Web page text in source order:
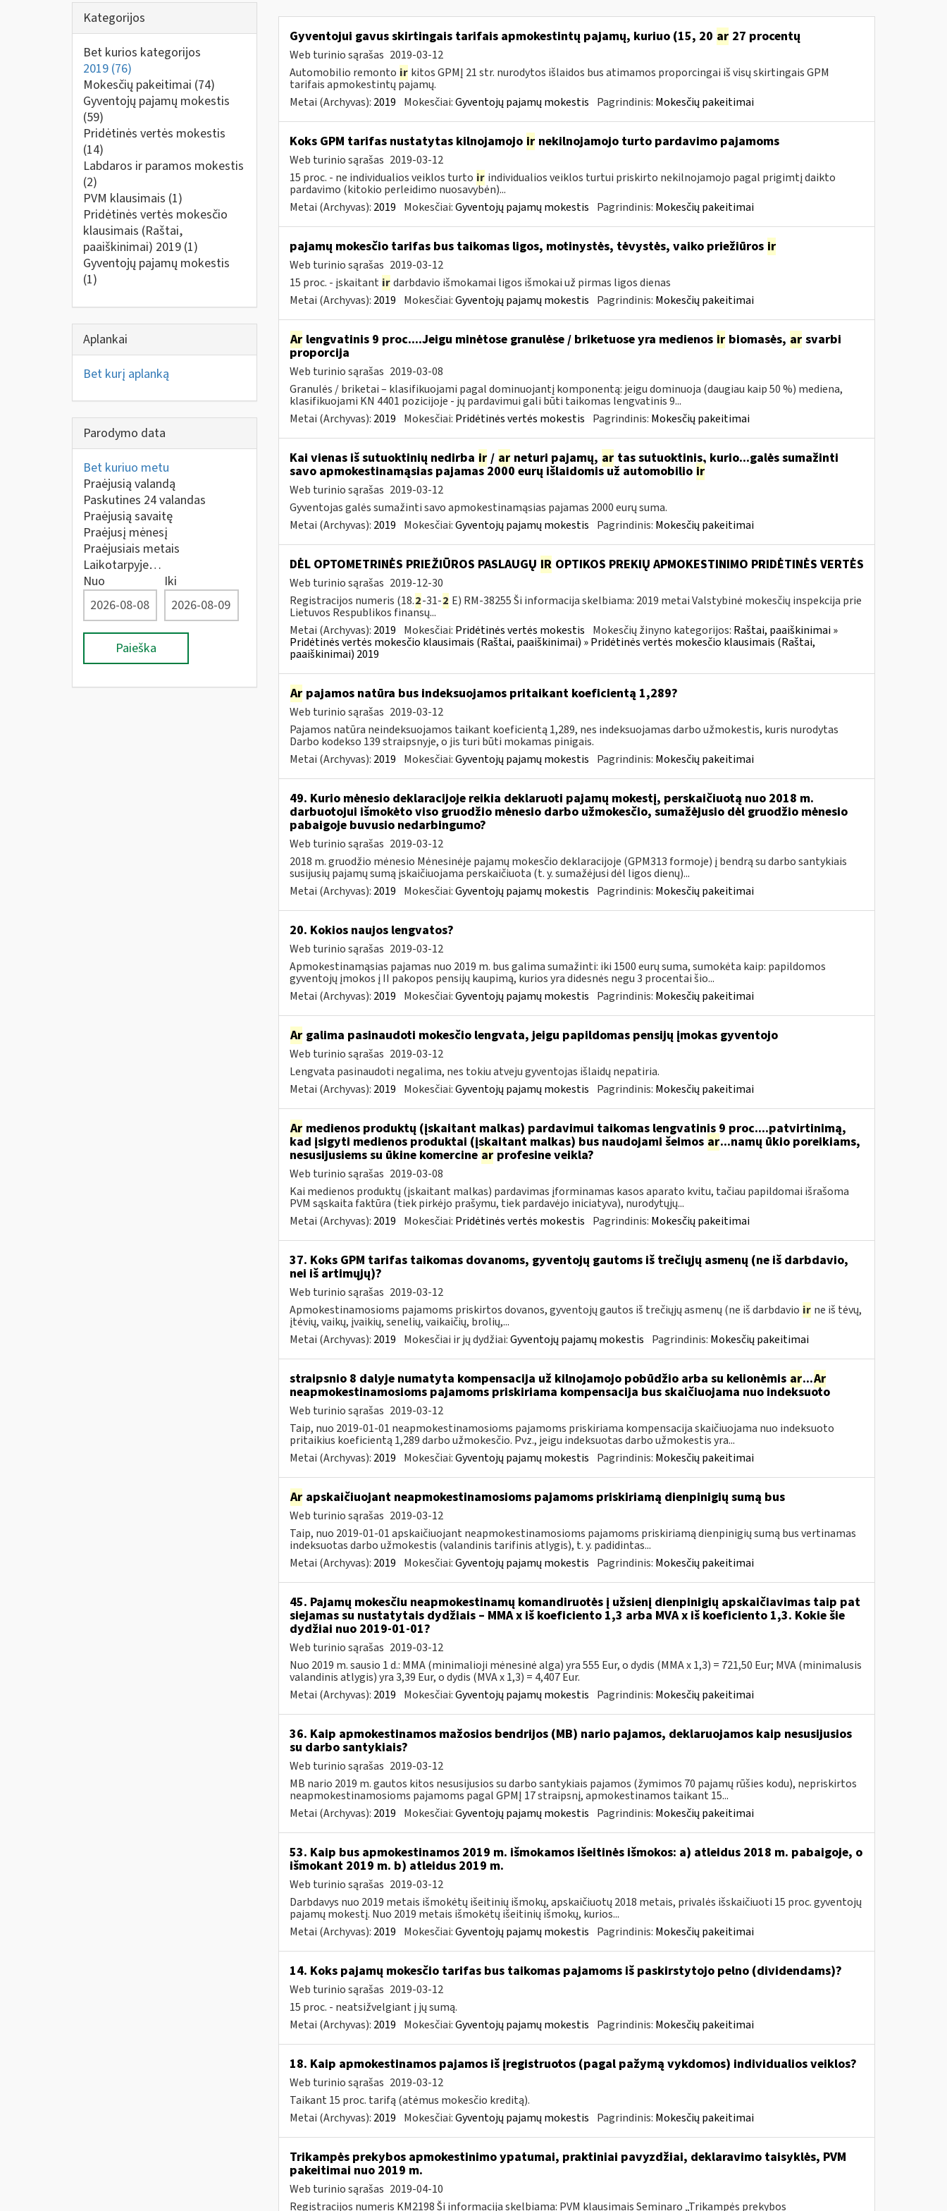
Kategorijos
Bet kurios kategorijos
2019 (76)
Mokesčių pakeitimai (74)
Gyventojų pajamų mokestis
(59)
Pridėtinės vertės mokestis
(14)
Labdaros ir paramos mokestis
(2)
PVM klausimais (1)
Pridėtinės vertės mokesčio
klausimais (Raštai,
paaiškinimai) 2019 (1)
Gyventojų pajamų mokestis
(1)
Aplankai
Bet kurį aplanką
Parodymo data
Bet kuriuo metu
Praėjusią valandą
Paskutines 24 valandas
Praėjusią savaitę
Praėjusį mėnesį
Praėjusiais metais
Laikotarpyje…
Nuo
Iki
Paieška
Gyventojui gavus skirtingais tarifais apmokestintų pajamų, kuriuo (15, 20 ar27 procentų
Web turinio sąrašas 2019-03-12
Automobilio remonto ir kitos GPMĮ 21 str. nurodytos išlaidos bus atimamos proporcingai iš visų skirtingais GPM
tarifais apmokestintų pajamų.
Metai (Archyvas): 2019 Mokesčiai:Gyventojų pajamų mokestis Pagrindinis: Mokesčių pakeitimai
Koks GPM tarifas nustatytas kilnojamojo irnekilnojamojo turto pardavimo pajamoms
Web turinio sąrašas 2019-03-12
15 proc. - ne individualios veiklos turto ir individualios veiklos turtui priskirto nekilnojamojo pagal prigimtį daikto
pardavimo (kitokio perleidimo nuosavybėn)...
Metai (Archyvas): 2019 Mokesčiai:Gyventojų pajamų mokestis Pagrindinis: Mokesčių pakeitimai
pajamų mokesčio tarifas bus taikomas ligos, motinystės, tėvystės, vaiko priežiūros ir
Web turinio sąrašas 2019-03-12
15 proc. - įskaitant ir darbdavio išmokamai ligos išmokai už pirmas ligos dienas
Metai (Archyvas): 2019 Mokesčiai:Gyventojų pajamų mokestis Pagrindinis: Mokesčių pakeitimai
Arlengvatinis 9 proc....Jeigu minėtose granulėse / briketuose yra medienos irbiomasės, arsvarbi
proporcija
Web turinio sąrašas 2019-03-08
Granulės / briketai – klasifikuojami pagal dominuojantį komponentą: jeigu dominuoja (daugiau kaip 50 %) mediena,
klasifikuojami KN 4401 pozicijoje - jų pardavimui gali būti taikomas lengvatinis 9...
Metai (Archyvas): 2019 Mokesčiai: Pridėtinės vertės mokestis Pagrindinis: Mokesčių pakeitimai
Kai vienas iš sutuoktinių nedirba ir/ arneturi pajamų, artas sutuoktinis, kurio...galės sumažinti
savo apmokestinamąsias pajamas 2000 eurų išlaidomis už automobilio ir
Web turinio sąrašas 2019-03-12
Gyventojas galės sumažinti savo apmokestinamąsias pajamas 2000 eurų suma.
Metai (Archyvas): 2019 Mokesčiai:Gyventojų pajamų mokestis Pagrindinis: Mokesčių pakeitimai
DĖL OPTOMETRINĖS PRIEŽIŪROS PASLAUGŲ IR OPTIKOS PREKIŲ APMOKESTINIMO PRIDĖTINĖS VERTĖS
Web turinio sąrašas 2019-12-30
Registracijos numeris (18.2-31-2 E) RM-38255 Ši informacija skelbiama: 2019 metai Valstybinė mokesčių inspekcija prie
Lietuvos Respublikos finansų...
Metai (Archyvas): 2019 Mokesčiai: Pridėtinės vertės mokestis Mokesčių žinyno kategorijos: Raštai, paaiškinimai »
Pridėtinės vertės mokesčio klausimais (Raštai, paaiškinimai) » Pridėtinės vertės mokesčio klausimais (Raštai,
paaiškinimai) 2019
Arpajamos natūra bus indeksuojamos pritaikant koeficientą 1,289?
Web turinio sąrašas 2019-03-12
Pajamos natūra neindeksuojamos taikant koeficientą 1,289, nes indeksuojamas darbo užmokestis, kuris nurodytas
Darbo kodekso 139 straipsnyje, o jis turi būti mokamas pinigais.
Metai (Archyvas): 2019 Mokesčiai:Gyventojų pajamų mokestis Pagrindinis: Mokesčių pakeitimai
49. Kurio mėnesio deklaracijoje reikia deklaruoti pajamų mokestį, perskaičiuotą nuo 2018 m.
darbuotojui išmokėto viso gruodžio mėnesio darbo užmokesčio, sumažėjusio dėl gruodžio mėnesio
pabaigoje buvusio nedarbingumo?
Web turinio sąrašas 2019-03-12
2018 m. gruodžio mėnesio Mėnesinėje pajamų mokesčio deklaracijoje (GPM313 formoje) į bendrą su darbo santykiais
susijusių pajamų sumą įskaičiuojama perskaičiuota (t. y. sumažėjusi dėl ligos dienų)...
Metai (Archyvas): 2019 Mokesčiai:Gyventojų pajamų mokestis Pagrindinis: Mokesčių pakeitimai
20. Kokios naujos lengvatos?
Web turinio sąrašas 2019-03-12
Apmokestinamąsias pajamas nuo 2019 m. bus galima sumažinti: iki 1500 eurų suma, sumokėta kaip: papildomos
gyventojų įmokos į II pakopos pensijų kaupimą, kurios yra didesnės negu 3 procentai šio...
Metai (Archyvas): 2019 Mokesčiai:Gyventojų pajamų mokestis Pagrindinis: Mokesčių pakeitimai
Argalima pasinaudoti mokesčio lengvata, jeigu papildomas pensijų įmokas gyventojo
Web turinio sąrašas 2019-03-12
Lengvata pasinaudoti negalima, nes tokiu atveju gyventojas išlaidų nepatiria.
Metai (Archyvas): 2019 Mokesčiai:Gyventojų pajamų mokestis Pagrindinis: Mokesčių pakeitimai
Armedienos produktų (įskaitant malkas) pardavimui taikomas lengvatinis 9 proc....patvirtinimą,
kad įsigyti medienos produktai (įskaitant malkas) bus naudojami šeimos ar...namų ūkio poreikiams,
nesusijusiems su ūkine komercine arprofesine veikla?
Web turinio sąrašas 2019-03-08
Kai medienos produktų (įskaitant malkas) pardavimas įforminamas kasos aparato kvitu, tačiau papildomai išrašoma
PVM sąskaita faktūra (tiek pirkėjo prašymu, tiek pardavėjo iniciatyva), nurodytųjų...
Metai (Archyvas): 2019 Mokesčiai: Pridėtinės vertės mokestis Pagrindinis: Mokesčių pakeitimai
37. Koks GPM tarifas taikomas dovanoms, gyventojų gautoms iš trečiųjų asmenų (ne iš darbdavio,
nei iš artimųjų)?
Web turinio sąrašas 2019-03-12
Apmokestinamosioms pajamoms priskirtos dovanos, gyventojų gautos iš trečiųjų asmenų (ne iš darbdavio ir ne iš tėvų,
įtėvių, vaikų, įvaikių, senelių, vaikaičių, brolių,...
Metai (Archyvas): 2019 Mokesčiai ir jų dydžiai:Gyventojų pajamų mokestis Pagrindinis: Mokesčių pakeitimai
straipsnio 8 dalyje numatyta kompensacija už kilnojamojo pobūdžio arba su kelionėmis ar...Ar
neapmokestinamosioms pajamoms priskiriama kompensacija bus skaičiuojama nuo indeksuoto
Web turinio sąrašas 2019-03-12
Taip, nuo 2019-01-01 neapmokestinamosioms pajamoms priskiriama kompensacija skaičiuojama nuo indeksuoto
pritaikius koeficientą 1,289 darbo užmokesčio. Pvz., jeigu indeksuotas darbo užmokestis yra...
Metai (Archyvas): 2019 Mokesčiai:Gyventojų pajamų mokestis Pagrindinis: Mokesčių pakeitimai
Arapskaičiuojant neapmokestinamosioms pajamoms priskiriamą dienpinigių sumą bus
Web turinio sąrašas 2019-03-12
Taip, nuo 2019-01-01 apskaičiuojant neapmokestinamosioms pajamoms priskiriamą dienpinigių sumą bus vertinamas
indeksuotas darbo užmokestis (valandinis tarifinis atlygis), t. y. padidintas...
Metai (Archyvas): 2019 Mokesčiai:Gyventojų pajamų mokestis Pagrindinis: Mokesčių pakeitimai
45. Pajamų mokesčiu neapmokestinamų komandiruotės į užsienį dienpinigių apskaičiavimas taip pat
siejamas su nustatytais dydžiais – MMA x iš koeficiento 1,3 arba MVA x iš koeficiento 1,3. Kokie šie
dydžiai nuo 2019-01-01?
Web turinio sąrašas 2019-03-12
Nuo 2019 m. sausio 1 d.: MMA (minimalioji mėnesinė alga) yra 555 Eur, o dydis (MMA x 1,3) = 721,50 Eur; MVA (minimalusis
valandinis atlygis) yra 3,39 Eur, o dydis (MVA x 1,3) = 4,407 Eur.
Metai (Archyvas): 2019 Mokesčiai:Gyventojų pajamų mokestis Pagrindinis: Mokesčių pakeitimai
36. Kaip apmokestinamos mažosios bendrijos (MB) nario pajamos, deklaruojamos kaip nesusijusios
su darbo santykiais?
Web turinio sąrašas 2019-03-12
MB nario 2019 m. gautos kitos nesusijusios su darbo santykiais pajamos (žymimos 70 pajamų rūšies kodu), nepriskirtos
neapmokestinamosioms pajamoms pagal GPMĮ 17 straipsnį, apmokestinamos taikant 15...
Metai (Archyvas): 2019 Mokesčiai:Gyventojų pajamų mokestis Pagrindinis: Mokesčių pakeitimai
53. Kaip bus apmokestinamos 2019 m. išmokamos išeitinės išmokos: a) atleidus 2018 m. pabaigoje, o
išmokant 2019 m. b) atleidus 2019 m.
Web turinio sąrašas 2019-03-12
Darbdavys nuo 2019 metais išmokėtų išeitinių išmokų, apskaičiuotų 2018 metais, privalės išskaičiuoti 15 proc. gyventojų
pajamų mokestį. Nuo 2019 metais išmokėtų išeitinių išmokų, kurios...
Metai (Archyvas): 2019 Mokesčiai:Gyventojų pajamų mokestis Pagrindinis: Mokesčių pakeitimai
14. Koks pajamų mokesčio tarifas bus taikomas pajamoms iš paskirstytojo pelno (dividendams)?
Web turinio sąrašas 2019-03-12
15 proc. - neatsižvelgiant į jų sumą.
Metai (Archyvas): 2019 Mokesčiai:Gyventojų pajamų mokestis Pagrindinis: Mokesčių pakeitimai
18. Kaip apmokestinamos pajamos iš įregistruotos (pagal pažymą vykdomos) individualios veiklos?
Web turinio sąrašas 2019-03-12
Taikant 15 proc. tarifą (atėmus mokesčio kreditą).
Metai (Archyvas): 2019 Mokesčiai:Gyventojų pajamų mokestis Pagrindinis: Mokesčių pakeitimai
Trikampės prekybos apmokestinimo ypatumai, praktiniai pavyzdžiai, deklaravimo taisyklės, PVM
pakeitimai nuo 2019 m.
Web turinio sąrašas 2019-04-10
Registracijos numeris KM2198 Ši informacija skelbiama: PVM klausimais Seminaro „Trikampės prekybos